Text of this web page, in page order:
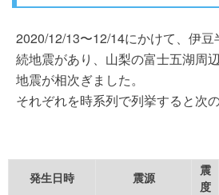
2020/12/13〜12/14にかけて、伊
続地震があり、山梨の富士五湖周
地震が相次ぎました。
それぞれを時系列で列挙すると次
発生日時 震源
震
度